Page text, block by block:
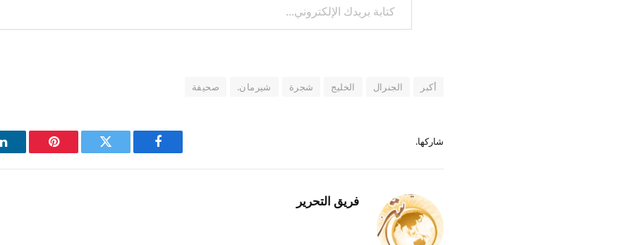
أكبر الجنرال الخليج شجرة شيرمان. صحيفة
شاركها.
فيسبوك
تويتر بينتيريست
فريق التحرير